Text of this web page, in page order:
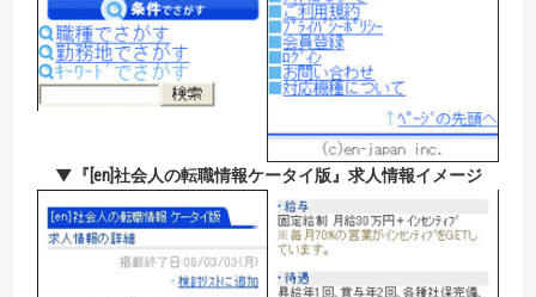
▼『[en]社会人の転職情報ケータイ版』求人情報イメージ